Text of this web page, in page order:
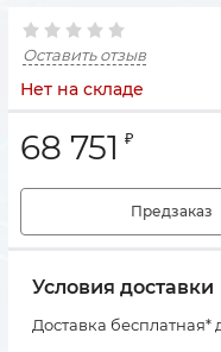
Оставить отзыв
Нет на складе
68 751 ₽
Предзаказ
Условия доставки
Доставка бесплатная*